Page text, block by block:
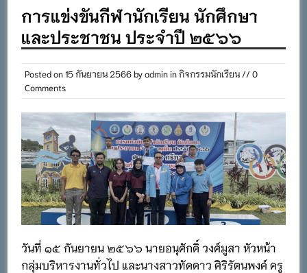
สำนักงานเขตพื้นที่การศึกษาประถมศึกษาภูเก็ต
พิธีถวายเครื่องราชสักการะ วางพานพุ่ม และจุด
พระชนมพรรษา พระบาทสมเด็จพระเจ้าอยู่หัว ๒๘
กิจกรรมถวายเทียนพรรษา สืบสานพระพุทธศาสนา
เนื่องในวันอาสาฬหบูชาและวันเข้าพรรษา
กิจกรรม SAFETY FOR KIDS เสริมสร้างวินัยและ
ความปลอดภัยในการใช้รถใช้ถนน
การแข่งขันกีฬานักเรียน นักศึกษา
และประชาชน ประจำปี ๒๕๖๖
Posted on15 กันยายน 2566byadmininกิจกรรมนักเรียน // 0
Comments
วันที่ ๑๕ กันยายน ๒๕๖๖ นายอนุศักดิ์ วงศ์มูสา หัวหน้า
กลุ่มบริหารงานทั่วไป และนางสาวทัดดาว ศิริรัตนพงค์ ครู